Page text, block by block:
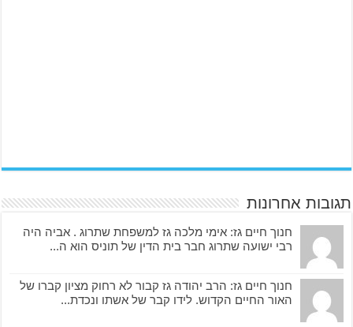
תגובות אחרונות
חנוך חיים גז: אימי מלכה גז למשפחת שתרוג . אביה היה
רבי ישועה שתרוג חבר בית הדין של תוניס הוא ה...
חנוך חיים גז: הרב יהודה גז קבור לא רחוק מציון קברו של
האור החיים הקדוש. לידו קבר של אשתו ונכדת...